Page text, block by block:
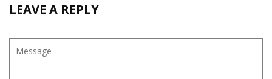
LEAVE A REPLY